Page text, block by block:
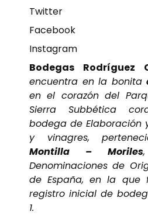
Twitter
Facebook
Instagram
Bodegas Rodríguez
encuentra en la bonita
en el corazón del
Sierra Subbética
bodega de Elaboración
y vinagres,
Montilla – Moriles
Denominaciones de
de España, en la que
registro inicial de
1.